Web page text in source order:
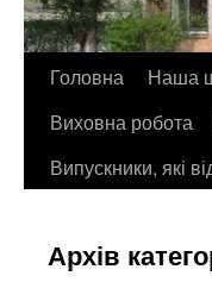
Перейти
до
контенту
Головна Наша
Виховна робота
Випускники, які
Архів